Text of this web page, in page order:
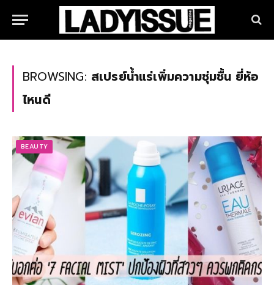
BROWSING: สเปรย์น้ำแร่เพิ่มความชุ่มชื้น ยี่ห้อ
ไหนดี
BEAUTY